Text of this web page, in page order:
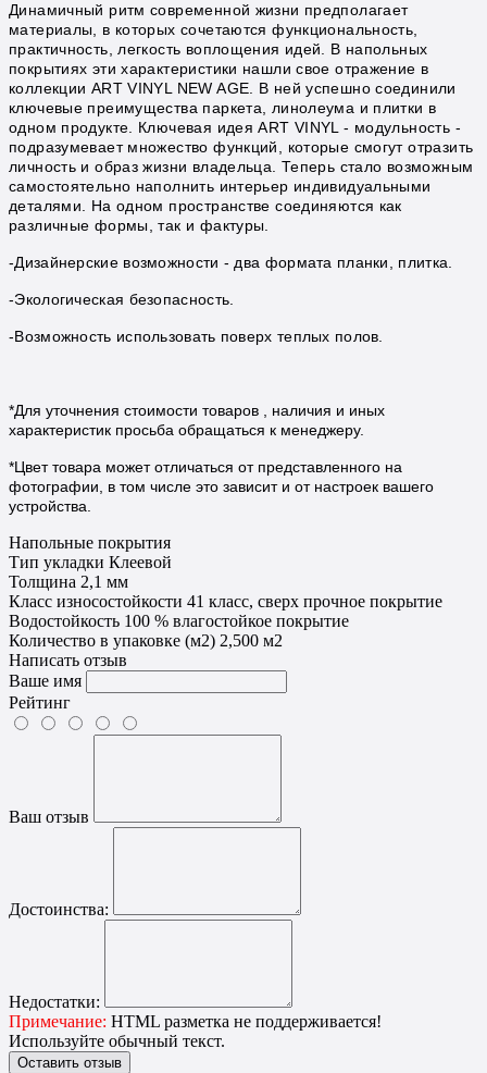
Динамичный ритм современной жизни предполагает
материалы, в которых сочетаются функциональность,
практичность, легкость воплощения идей. В напольных
покрытиях эти характеристики нашли свое отражение в
коллекции ART VINYL NEW AGE. В нейуспешно соединили
ключевые преимущества паркета, линолеума и плитки в
одном продукте. Ключевая идея ART VINYL - модульность -
подразумевает множество функций, которые смогут отразить
личность и образ жизни владельца. Теперь стало возможным
самостоятельно наполнить интерьер индивидуальными
деталями. На одном пространстве соединяются как
различные формы, так и фактуры.
-Дизайнерские возможности - два формата планки, плитка.
-Экологическая безопасность.
-Возможность использовать поверх теплых полов.
*Для уточнения стоимости товаров , наличия и иных
характеристик просьба обращаться к менеджеру.
*Цвет товара может отличаться от представленного на
фотографии, в том числе это зависит и от настроек вашего
устройства.
Напольные покрытия
Тип укладки Клеевой
Толщина 2,1 мм
Класс износостойкости 41 класс, сверх прочное покрытие
Водостойкость 100 % влагостойкое покрытие
Количество в упаковке (м2) 2,500 м2
Написать отзыв
Ваше имя
Рейтинг
Ваш отзыв
Достоинства:
Недостатки:
Примечание: HTML разметка не поддерживается!
Используйте обычный текст.
Оставить отзыв